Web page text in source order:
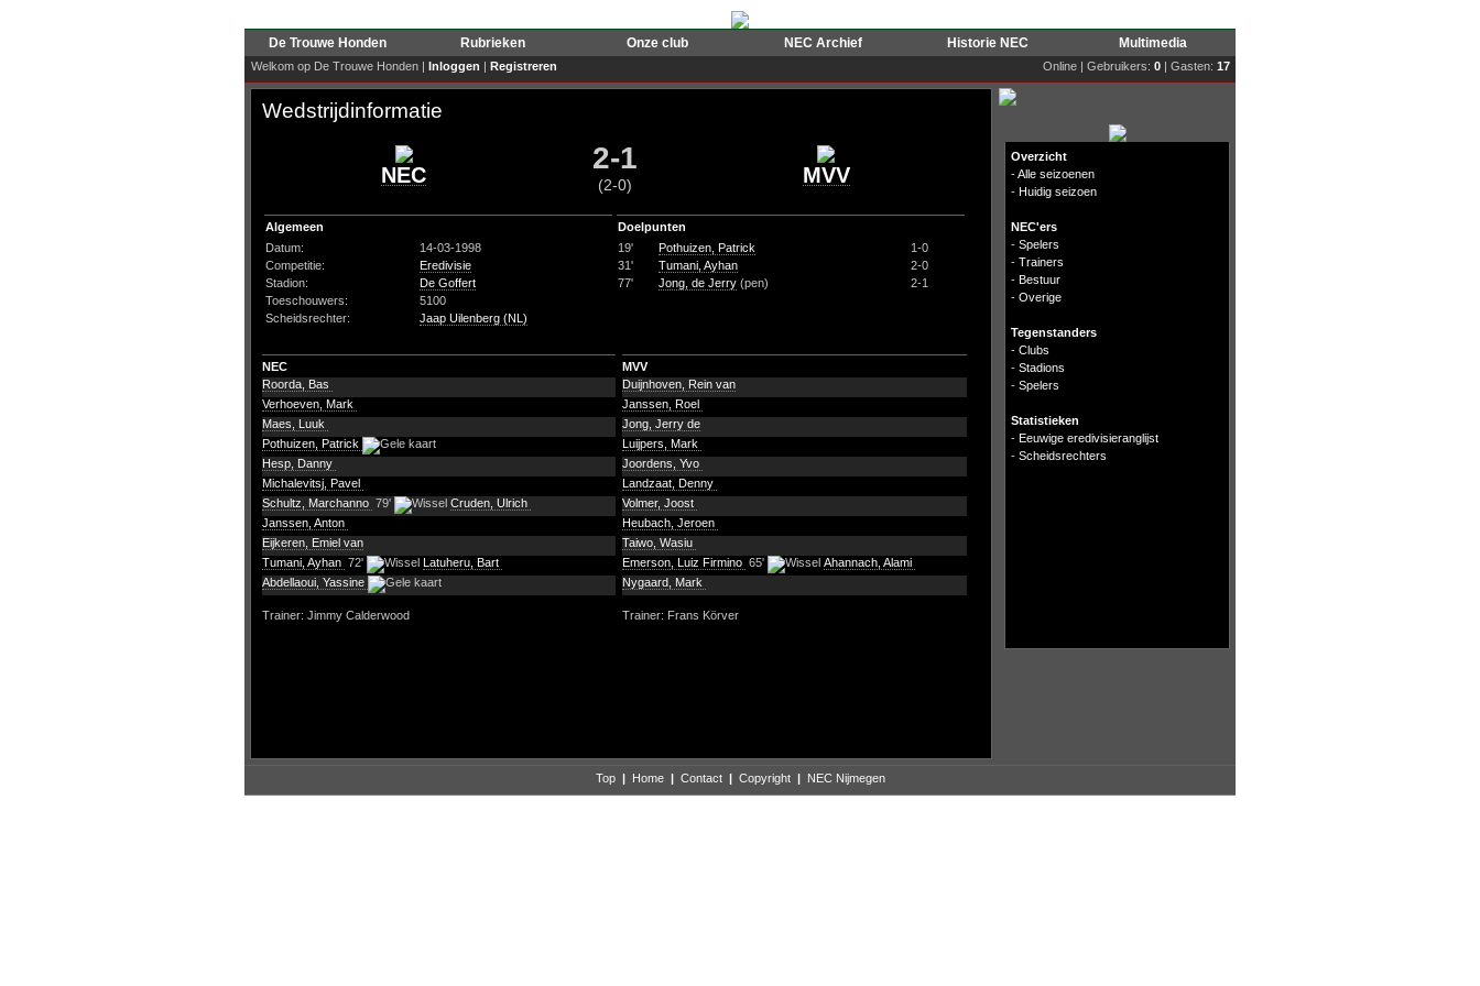
De Trouwe Honden Rubrieken Onze club NEC Archief Historie NEC Multimedia
Welkom op De Trouwe Honden | Inloggen | Registreren Online | Gebruikers: 0 | Gasten: 17
Wedstrijdinformatie
NEC 2-1
(2-0) MVV
Algemeen
Datum:
14-03-1998
Competitie:
Eredivisie
Stadion:
De Goffert
Toeschouwers:
5100
Scheidsrechter:
Jaap Uilenberg (NL)
Doelpunten
19'
Pothuizen, Patrick
1-0
31'
Tumani, Ayhan
2-0
77'
Jong, de Jerry (pen) 2-1
NEC
MVV
Roorda, Bas
Verhoeven, Mark
Maes, Luuk
Pothuizen, Patrick
Hesp, Danny
Michalevitsj, Pavel
Schultz, Marchanno 79'
Cruden, Ulrich
Janssen, Anton
Eijkeren, Emiel van
Tumani, Ayhan 72'
Latuheru, Bart
Abdellaoui, Yassine
Duijnhoven, Rein van
Janssen, Roel
Jong, Jerry de
Luijpers, Mark
Joordens, Yvo
Landzaat, Denny
Volmer, Joost
Heubach, Jeroen
Taiwo, Wasiu
Emerson, Luiz Firmino 65'
Ahannach, Alami
Nygaard, Mark
Trainer: Jimmy Calderwood Trainer: Frans Körver
Overzicht
-Alle seizoenen
- Huidig seizoen
NEC'ers
- Spelers
- Trainers
- Bestuur
- Overige
Tegenstanders
- Clubs
- Stadions
- Spelers
Statistieken
- Eeuwige eredivisieranglijst
- Scheidsrechters
Top | Home | Contact | Copyright | NEC Nijmegen